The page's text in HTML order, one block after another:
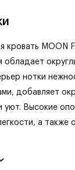
кровать MOON
обладает
нотки
добавляет
уют. Высокие
а также